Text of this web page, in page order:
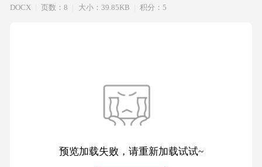
DOCX
页数：8 大小：39.85KB 积分：5
预览加载失败，请重新加载试试~